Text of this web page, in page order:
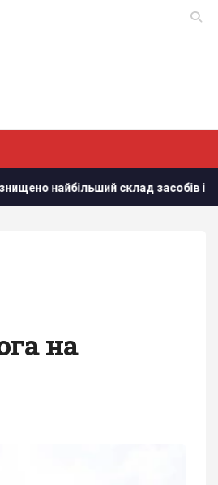
засобів індивідуального
на